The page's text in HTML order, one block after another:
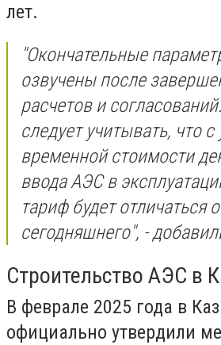
лет.
"Окончательные
озвучены после
расчетов и
следует учитывать, что с
временной стоимости
ввода АЭС в
тариф будет отличаться
сегодняшнего", -
Строительство АЭС в
В феврале 2025 года в
официально утвердили